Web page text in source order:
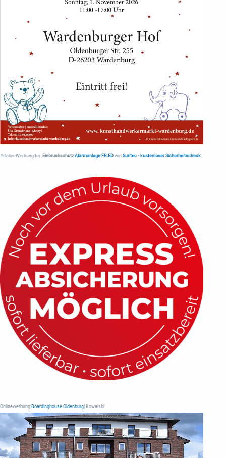
#OnlineWerbung für Einbruchschutz Alarmanlage FR.ED von Suritec • kostenloser Sicherheitscheck
Onlinewerbung Boardinghouse Oldenburg | Kowalski